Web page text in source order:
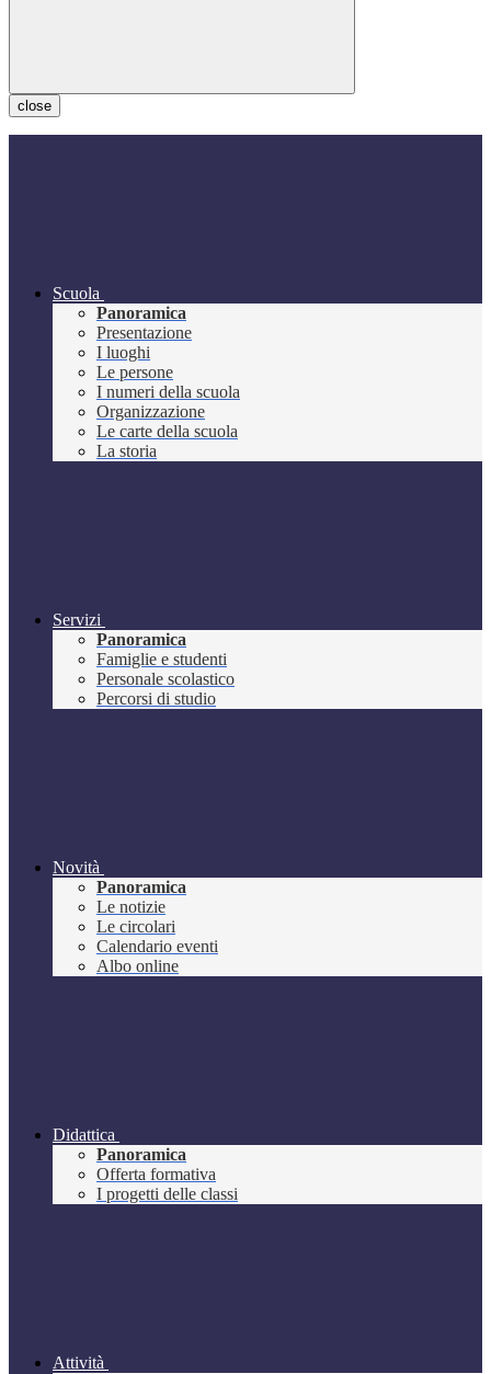
close
Scuola
Panoramica
Presentazione
I luoghi
Le persone
I numeri della scuola
Organizzazione
Le carte della scuola
La storia
Servizi
Panoramica
Famiglie e studenti
Personale scolastico
Percorsi di studio
Novità
Panoramica
Le notizie
Le circolari
Calendario eventi
Albo online
Didattica
Panoramica
Offerta formativa
I progetti delle classi
Attività